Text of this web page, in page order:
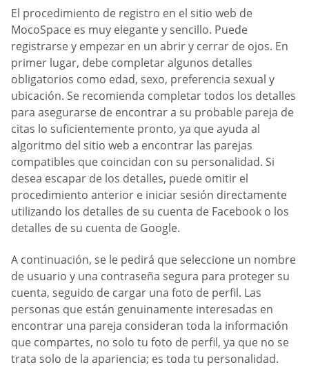
El procedimiento de registro en el sitio web de
MocoSpace es muy elegante y sencillo. Puede
registrarse y empezar en un abrir y cerrar de ojos. En
primer lugar, debe completar algunos detalles
obligatorios como edad, sexo, preferencia sexual y
ubicación. Se recomienda completar todos los detalles
para asegurarse de encontrar a su probable pareja de
citas lo suficientemente pronto, ya que ayuda al
algoritmo del sitio web a encontrar las parejas
compatibles que coincidan con su personalidad. Si
desea escapar de los detalles, puede omitir el
procedimiento anterior e iniciar sesión directamente
utilizando los detalles de su cuenta de Facebook o los
detalles de su cuenta de Google.
A continuación, se le pedirá que seleccione un nombre
de usuario y una contraseña segura para proteger su
cuenta, seguido de cargar una foto de perfil. Las
personas que están genuinamente interesadas en
encontrar una pareja consideran toda la información
que compartes, no solo tu foto de perfil, ya que no se
trata solo de la apariencia; es toda tu personalidad.